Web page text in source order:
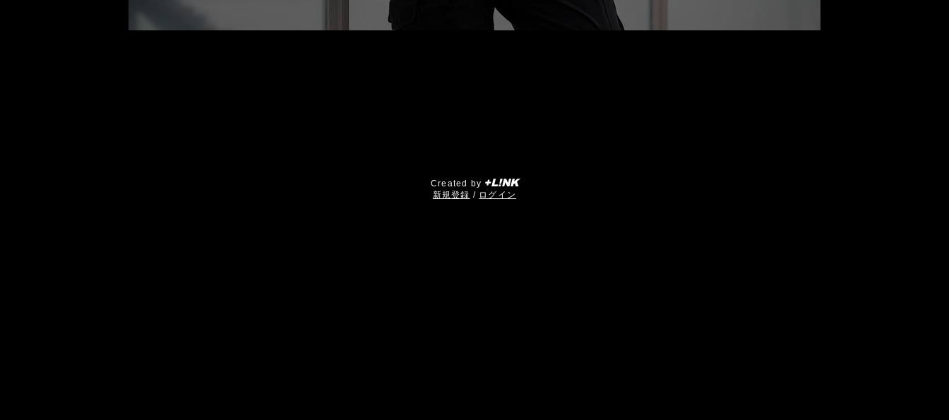
Created by +L!NK
​新規登録 / ログイン